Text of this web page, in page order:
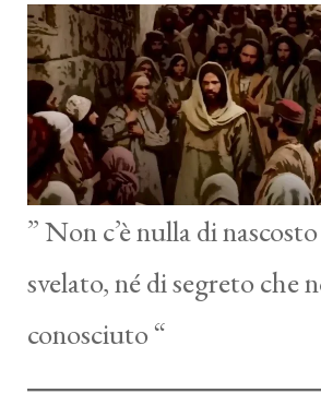
” Non c’è nulla di
svelato, né di segreto che
conosciuto “